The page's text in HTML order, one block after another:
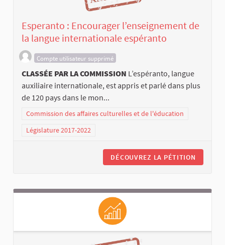
Esperanto : Encourager l’enseignement de
la langue internationale espéranto
Compte utilisateur supprimé
CLASSÉE PAR LA COMMISSION L’espéranto, langue
auxiliaire internationale, est appris et parlé dans plus
de 120 pays dans le mon...
Commission des affaires culturelles et de l'éducation
Législature 2017-2022
DÉCOUVREZ LA PÉTITION